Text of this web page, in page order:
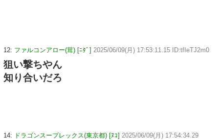
12: ファルコンアロー(茸) [ﾆﾀﾞ] 2025/06/09(月) 17:53:11.15 ID:tfIeTJ2m0
狙い撃ちやん
知り合いだろ
14: ドラゴンスープレックス(東京都) [ﾇｺ] 2025/06/09(月) 17:54:34.29